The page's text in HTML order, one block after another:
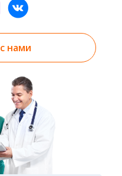
нами
тремя